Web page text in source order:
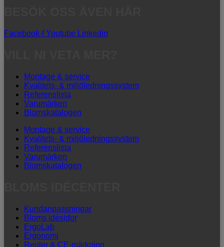
Facebook-f Youtube Linkedin
Montage & service
Kvalitets- & miljöledningssystem
Referenslista
Varumärken
Blomskatalogen
Montage & service
Kvalitets- & miljöledningssystem
Referenslista
Varumärken
Blomskatalogen
Kundanpassningar
Bloms idésidor
ErgoLab
Ergonomi
Regler & CE-märkning